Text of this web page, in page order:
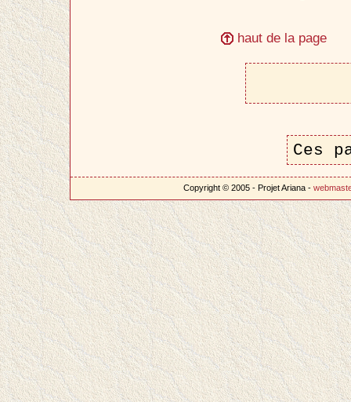
haut de la page
Ces
Copyright © 2005 - Projet Ariana -